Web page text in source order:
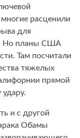
расценили
для
Но планы США
Там посчитали
тяжелых
прямой
и с другой
Обамы